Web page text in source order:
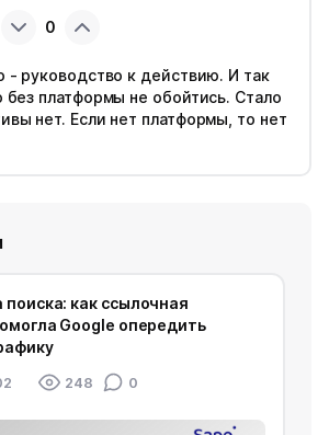
0
- руководство к действию. И так
без платформы не обойтись. Стало
нет. Если нет платформы, то нет
как ссылочная
Google опередить
248 0